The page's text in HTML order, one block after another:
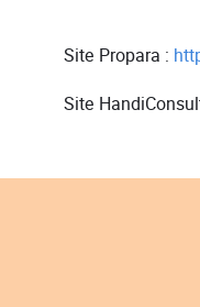
Site Propara :
Site